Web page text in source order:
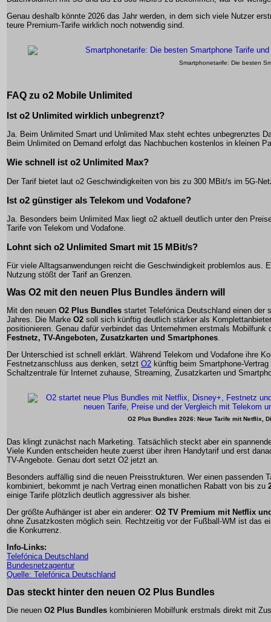
Genau deshalb könnte 2026 das Jahr werden, in dem sich viele Nutzer
teure Premium-Tarife wirklich noch notwendig sind.
Smartphonetarife: Die besten
FAQ zu o2 Mobile Unlimited
Ist o2 Unlimited wirklich unbegrenzt?
Ja. Beim Unlimited Smart und Unlimited Max steht echtes unbegrenztes
Beim Unlimited on Demand erfolgt das Nachbuchen kostenlos in kleinen
Wie schnell ist o2 Unlimited Max?
Der Tarif bietet laut o2 Geschwindigkeiten von bis zu 300 MBit/s im 5G-
Ist o2 günstiger als Telekom und Vodafone?
Ja. Besonders beim Unlimited Max liegt o2 aktuell deutlich unter den
Tarife von Telekom und Vodafone.
Lohnt sich o2 Unlimited Smart mit 15 MBit/s?
Für viele Alltagsanwendungen reicht die Geschwindigkeit problemlos aus.
Nutzung stößt der Tarif an Grenzen.
Was O2 mit den neuen Plus Bundles ändern will
Mit den neuen O2 Plus Bundles startet Telefónica Deutschland einen der
Jahres. Die Marke O2 soll sich künftig deutlich stärker als
positionieren. Genau dafür verbindet das Unternehmen erstmals
Festnetz, TV-Angeboten, Zusatzkarten und Smartphones.
Der Unterschied ist schnell erklärt. Während Telekom und Vodafone ihre
Festnetzanschluss aus denken, setzt O2 künftig beim Smartphone-
Schaltzentrale für Internet zuhause, Streaming, Zusatzkarten und
O2 Plus Bundles 2026: Neue Tarife mit Netflix,
Das klingt zunächst nach Marketing. Tatsächlich steckt aber ein
Viele Kunden entscheiden heute zuerst über ihren Handytarif und erst
TV-Angebote. Genau dort setzt O2 jetzt an.
Besonders auffällig sind die neuen Preisstrukturen. Wer einen passenden
kombiniert, bekommt je nach Vertrag einen monatlichen Rabatt von bis zu
einige Tarife plötzlich deutlich aggressiver als bisher.
Der größte Aufhänger ist aber ein anderer: O2 TV Premium mit Netflix
ohne Zusatzkosten möglich sein. Rechtzeitig vor der Fußball-WM ist das
die Konkurrenz.
Info-Links:
Telefónica Deutschland
Bundesnetzagentur
Quelle: Telefónica Deutschland
Das steckt hinter den neuen O2 Plus Bundles
Die neuen O2 Plus Bundles kombinieren Mobilfunk erstmals direkt mit